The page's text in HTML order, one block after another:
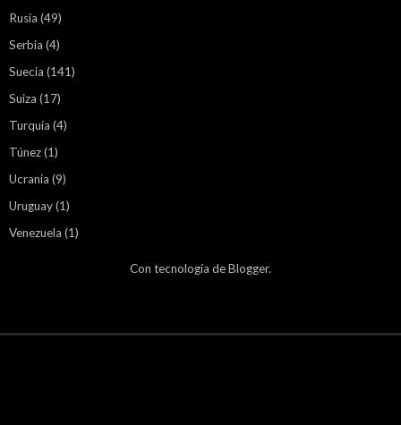
Rusia (49)
Serbia (4)
Suecia (141)
Suiza (17)
Turquía (4)
Túnez(1)
Ucrania (9)
Uruguay(1)
Venezuela (1)
Con tecnología deBlogger.